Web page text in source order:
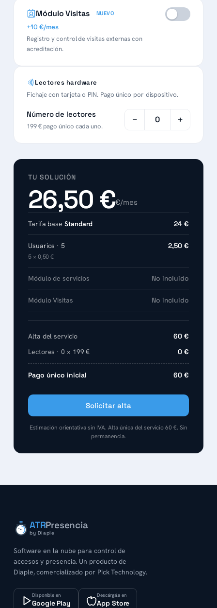
nº de usuarios.
3
Módulo Visitas NUEVO
+10 €/mes
Registro y control de visitas externas con
acreditación.
Lectores hardware
Fichaje con tarjeta o PIN. Pago único por dispositivo.
Número de lectores
199 € pago único cada uno. − 0 +
TU SOLUCIÓN
26,50 €€/mes
Tarifa baseStandard 24 €
Usuarios · 5
5 × 0,50 €
2,50 €
Módulo de servicios No incluido
Módulo Visitas No incluido
Alta del servicio
60 €
Lectores · 0 × 199 €
0 €
Pago único inicial 60 €
Solicitar alta
Estimación orientativa sin IVA. Alta única del servicio 60 €. Sin
permanencia.
ATRPresencia
by Diaple
Software en la nube para control de
accesos y presencia. Un producto de
Diaple, comercializado por Pick Technology.
Disponible en
Google Play
Descárgala en
App Store